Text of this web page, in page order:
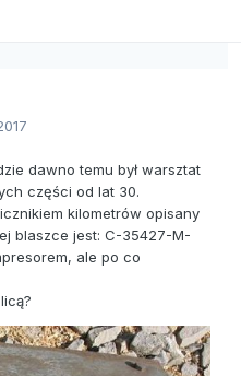
dawno temu był warsztat
części od lat 30.
kilometrów opisany
blaszce jest: C-35427-M-
ale po co